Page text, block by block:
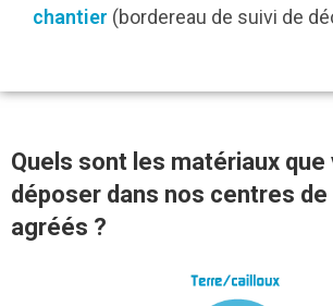
chantier (bordereau de suivi de
Quels sont les matériaux que
déposer dans nos centres
agréés ?